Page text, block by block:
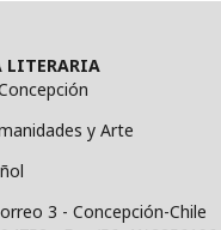
LITERARIA
y Arte
3 - Concepción-Chile